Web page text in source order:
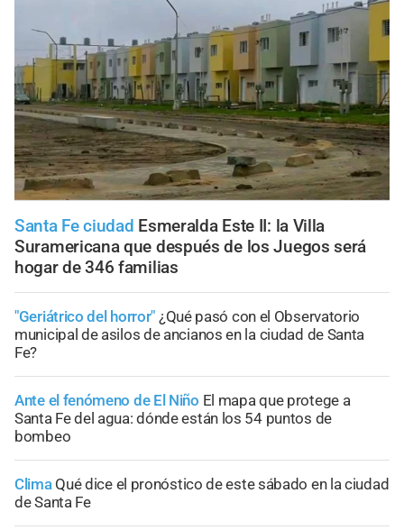
Santa Fe ciudad Esmeralda Este II: la Villa
Suramericana que después de los Juegos será
hogar de 346 familias
"Geriátrico del horror" ¿Qué pasó con el Observatorio
municipal de asilos de ancianos en la ciudad de Santa
Fe?
Ante el fenómeno de El Niño El mapa que protege a
Santa Fe del agua: dónde están los 54 puntos de
bombeo
Clima Qué dice el pronóstico de este sábado en la ciudad
de Santa Fe